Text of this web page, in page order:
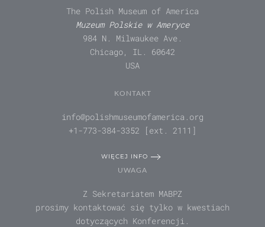
The Polish Museum of America
Muzeum Polskie w Ameryce
984 N. Milwaukee Ave.
Chicago, IL. 60642
USA
KONTAKT
info@polishmuseumofamerica.org
+1-773-384-3352 [ext. 2111]
WIĘCEJ INFO
UWAGA
Z Sekretariatem MABPZ
prosimy kontaktować się tylko w kwestiach
dotyczących Konferencji.